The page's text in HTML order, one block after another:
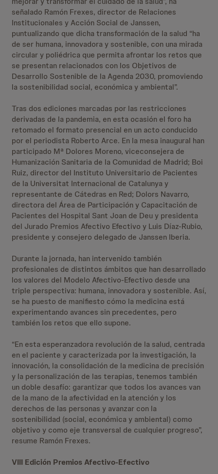
señalado Ramón Frexes, director de Relaciones
Institucionales y Acción Social de Janssen,
puntualizando que dicha transformación de la salud “ha
de ser humana, innovadora y sostenible, con una mirada
circular y poliédrica que permita afrontar los retos que
se presentan relacionados con los Objetivos de
Desarrollo Sostenible de la Agenda 2030, promoviendo
la sostenibilidad social, económica y ambiental”.
Tras dos ediciones marcadas por las restricciones
derivadas de la pandemia, en esta ocasión el foro ha
retomado el formato presencial en un acto conducido
por el periodista Roberto Arce. En la mesa inaugural han
participado Mª Dolores Moreno, viceconsejera de
Humanización Sanitaria de la Comunidad de Madrid; Boi
Ruiz, director del Instituto Universitario de Pacientes
de la Universitat Internacional de Catalunya y
representante de Cátedras en Red; Dolors Navarro,
directora del Área de Participación y Capacitación de
Pacientes del Hospital Sant Joan de Deu y presidenta
del Jurado Premios Afectivo Efectivo y Luis Díaz-Rubio,
presidente y consejero delegado de Janssen Iberia.
Durante la jornada, han intervenido también
profesionales de distintos ámbitos que han desarrollado
los valores del Modelo Afectivo-Efectivo desde una
triple perspectiva: humana, innovadora y sostenible. Así,
se ha puesto de manifiesto cómo la medicina está
experimentando avances sin precedentes, pero
también los retos que ello supone.
“En esta esperanzadora revolución de la salud, centrada
en el paciente y caracterizada por la investigación, la
innovación, la consolidación de la medicina de precisión
y la personalización de las terapias, tenemos también
un doble desafío: garantizar que todos los avances van
de la mano de la afectividad en la atención y los
derechos de las personas y avanzar con la
sostenibilidad (social, económica y ambiental) como
objetivo y como eje transversal de cualquier progreso”,
resume Ramón Frexes.
VIII Edición Premios Afectivo-Efectivo